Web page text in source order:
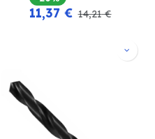
11,37€ 14,21€